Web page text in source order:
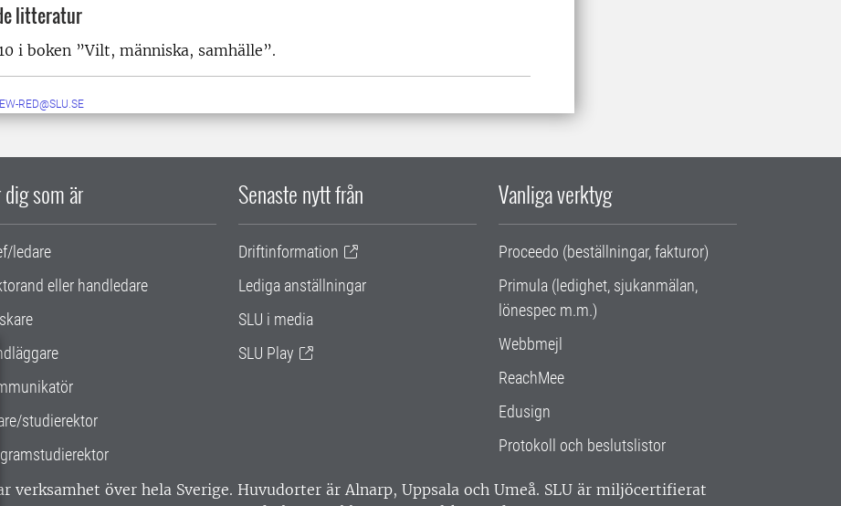
litteratur
i boken ”Vilt, människa, samhälle”.
EW-RED@SLU.SE
dig som är
ledare
eller handledare
studierektor
Senaste nytt från
Driftinformation
Lediga anställningar
SLU i media
SLU Play
Vanliga verktyg
Proceedo (beställningar, fakturor)
Primula (ledighet, sjukanmälan,
lönespec m.m.)
Webbmejl
ReachMee
Edusign
Protokoll och beslutslistor
verksamhet över hela Sverige. Huvudorter är Alnarp, Uppsala och Umeå. SLU är miljöcertifierat